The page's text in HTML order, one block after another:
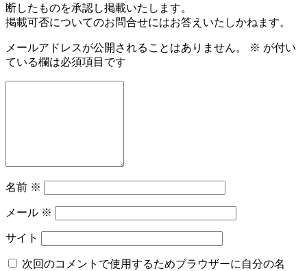
断したものを承認し掲載いたします。
掲載可否についてのお問合せにはお答えいたしかねます。
メールアドレスが公開されることはありません。 ※ が付い
ている欄は必須項目です
名前 ※
メール ※
サイト
次回のコメントで使用するためブラウザーに自分の名